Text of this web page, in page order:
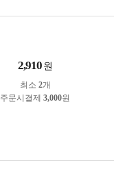
2,910 원
최소 2개
주문시결제 3,000원